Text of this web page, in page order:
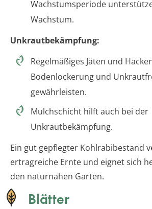
Wachstumsperiode
Wachstum.
Unkrautbekämpfung:
Regelmäßiges Jäten und
Bodenlockerung und
gewährleisten.
Mulchschicht hilft auch bei der
Unkrautbekämpfung.
Ein gut gepflegter Kohlrabibestand
ertragreiche Ernte und eignet sich
den naturnahen Garten.
Blätter